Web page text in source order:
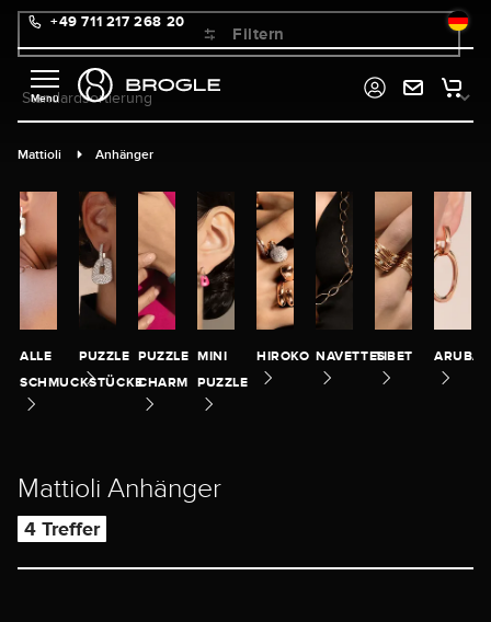
springen
+49 711 217 268 20
Mattioli Anhänger
ALLE
SCHMUCKSTÜCKE
PUZZLE PUZZLE
CHARM
MINI
PUZZLE
HIROKO NAVETTESTIBET ARUBA
Mattioli Anhänger
4 Treffer
Filtern